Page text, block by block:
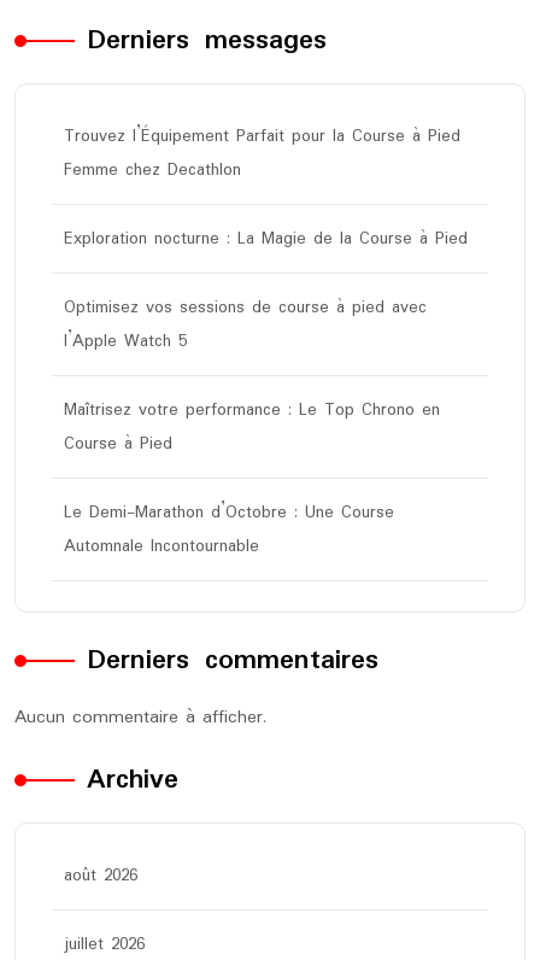
Derniers messages
Trouvez l’Équipement Parfait pour la Course à Pied
Femme chez Decathlon
Exploration nocturne : La Magie de la Course à Pied
Optimisez vos sessions de course à pied avec
l’Apple Watch 5
Maîtrisez votre performance : Le Top Chrono en
Course à Pied
Le Demi-Marathon d’Octobre : Une Course
Automnale Incontournable
Derniers commentaires
Aucun commentaire à afficher.
Archive
août 2026
juillet 2026